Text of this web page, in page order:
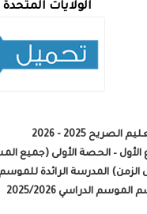
الولايات المتحدة
2025 - 2026
– الحصة الأولى (جميع
الرائدة للموسم 2025/
الدراسي 2025/2026